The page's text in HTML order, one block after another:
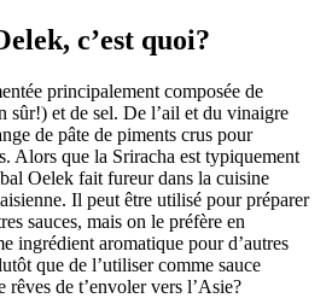
c’est quoi?
principalement composée de
sûr!) et de sel. De l’ail et du vinaigre
de pâte de piments crus pour
Alors que la Sriracha est typiquement
Oelek fait fureur dans la cuisine
Il peut être utilisé pour préparer
sauces, mais on le préfère en
ingrédient aromatique pour d’autres
que de l’utiliser comme sauce
rêves de t’envoler vers l’Asie?